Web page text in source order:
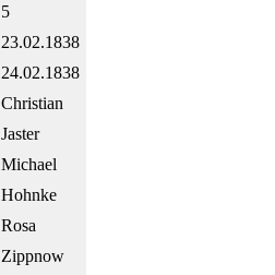
5
23.02.1838
24.02.1838
Christian
Jaster
Michael
Hohnke
Rosa
Zippnow